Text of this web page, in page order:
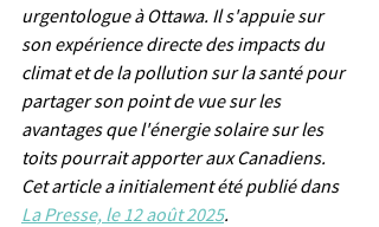
urgentologue à Ottawa. Il s'appuie sur
son expérience directe des impacts du
climat et de la pollution sur la santé pour
partager son point de vue sur les
avantages que l'énergie solaire sur les
toits pourrait apporter aux Canadiens.
Cet article a initialement été publié dans
La Presse, le 12 août 2025.